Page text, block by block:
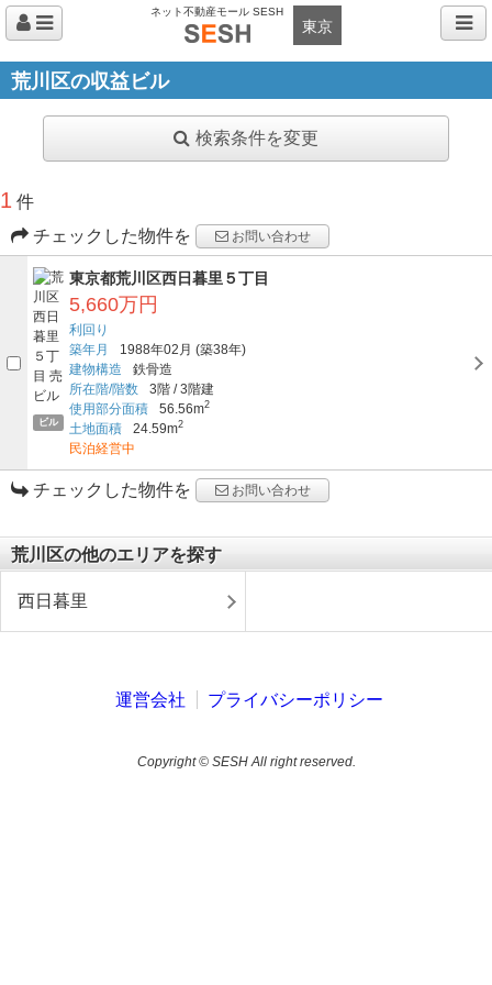
ネット不動産モール SESH
東京
荒川区の収益ビル
検索条件を変更
1 件
チェックした物件を
お問い合わせ
ビル
東京都荒川区西日暮里５丁目
5,660万円
利回り
築年月
1988年02月 (築38年)
建物構造
鉄骨造
所在階/階数
3階 /3階建
使用部分面積
56.56m2
土地面積 24.59m2
民泊経営中
チェックした物件を お問い合わせ
荒川区の他のエリアを探す
西日暮里
運営会社 プライバシーポリシー
Copyright © SESH All right reserved.